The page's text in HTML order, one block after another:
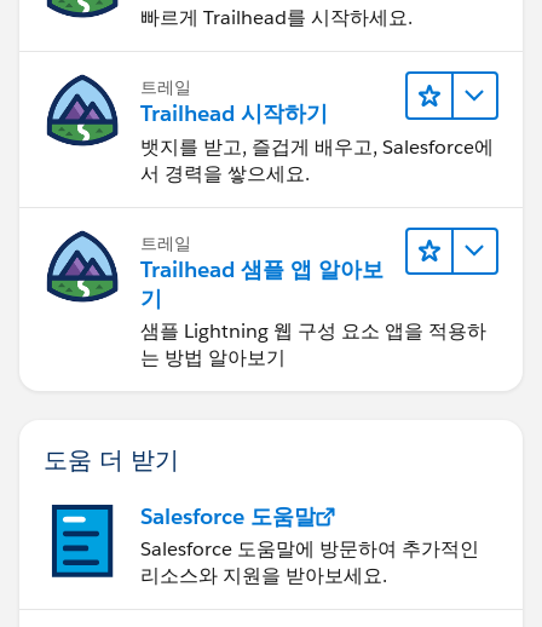
빠르게 Trailhead를 시작하세요.
트레일
Trailhead 시작하기
뱃지를 받고, 즐겁게 배우고, Salesforce에
서 경력을 쌓으세요.
트레일
Trailhead 샘플 앱 알아보
기
샘플 Lightning 웹 구성 요소 앱을 적용하
는 방법 알아보기
도움 더 받기
Salesforce 도움말
Salesforce 도움말에 방문하여 추가적인
리소스와 지원을 받아보세요.